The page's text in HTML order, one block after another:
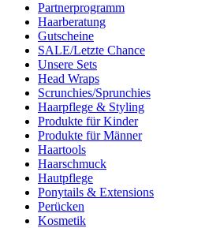
Partnerprogramm
Haarberatung
Gutscheine
SALE/Letzte Chance
Unsere Sets
Head Wraps
Scrunchies/Sprunchies
Haarpflege & Styling
Produkte für Kinder
Produkte für Männer
Haartools
Haarschmuck
Hautpflege
Ponytails & Extensions
Perücken
Kosmetik